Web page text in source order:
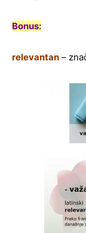
Bonus:
relevantan –